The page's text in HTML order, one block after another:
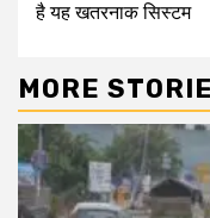
है यह खतरनाक सिस्टम
MORE